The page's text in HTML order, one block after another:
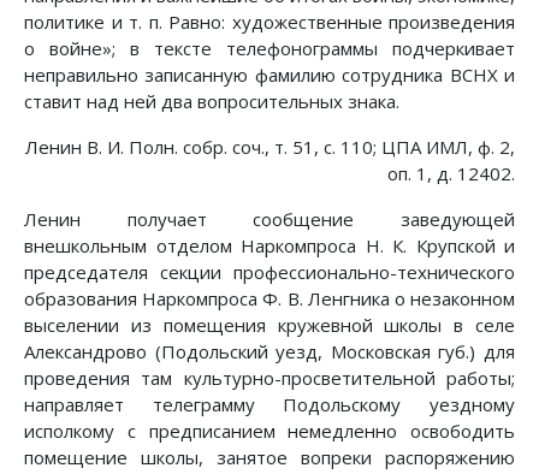
политике и т. п. Равно: художественные произведения
о войне»; в тексте телефонограммы подчеркивает
неправильно записанную фамилию сотрудника ВСНХ и
ставит над ней два вопросительных знака.
Ленин В. И. Полн. собр. соч., т. 51, с. 110; ЦПА ИМЛ, ф. 2,
оп. 1, д. 12402.
Ленин получает сообщение заведующей
внешкольным отделом Наркомпроса Н. К. Крупской и
председателя секции профессионально-технического
образования Наркомпроса Ф. В. Ленгника о незаконном
выселении из помещения кружевной школы в селе
Александрово (Подольский уезд, Московская губ.) для
проведения там культурно-просветительной работы;
направляет телеграмму Подольскому уездному
исполкому с предписанием немедленно освободить
помещение школы, занятое вопреки распоряжению